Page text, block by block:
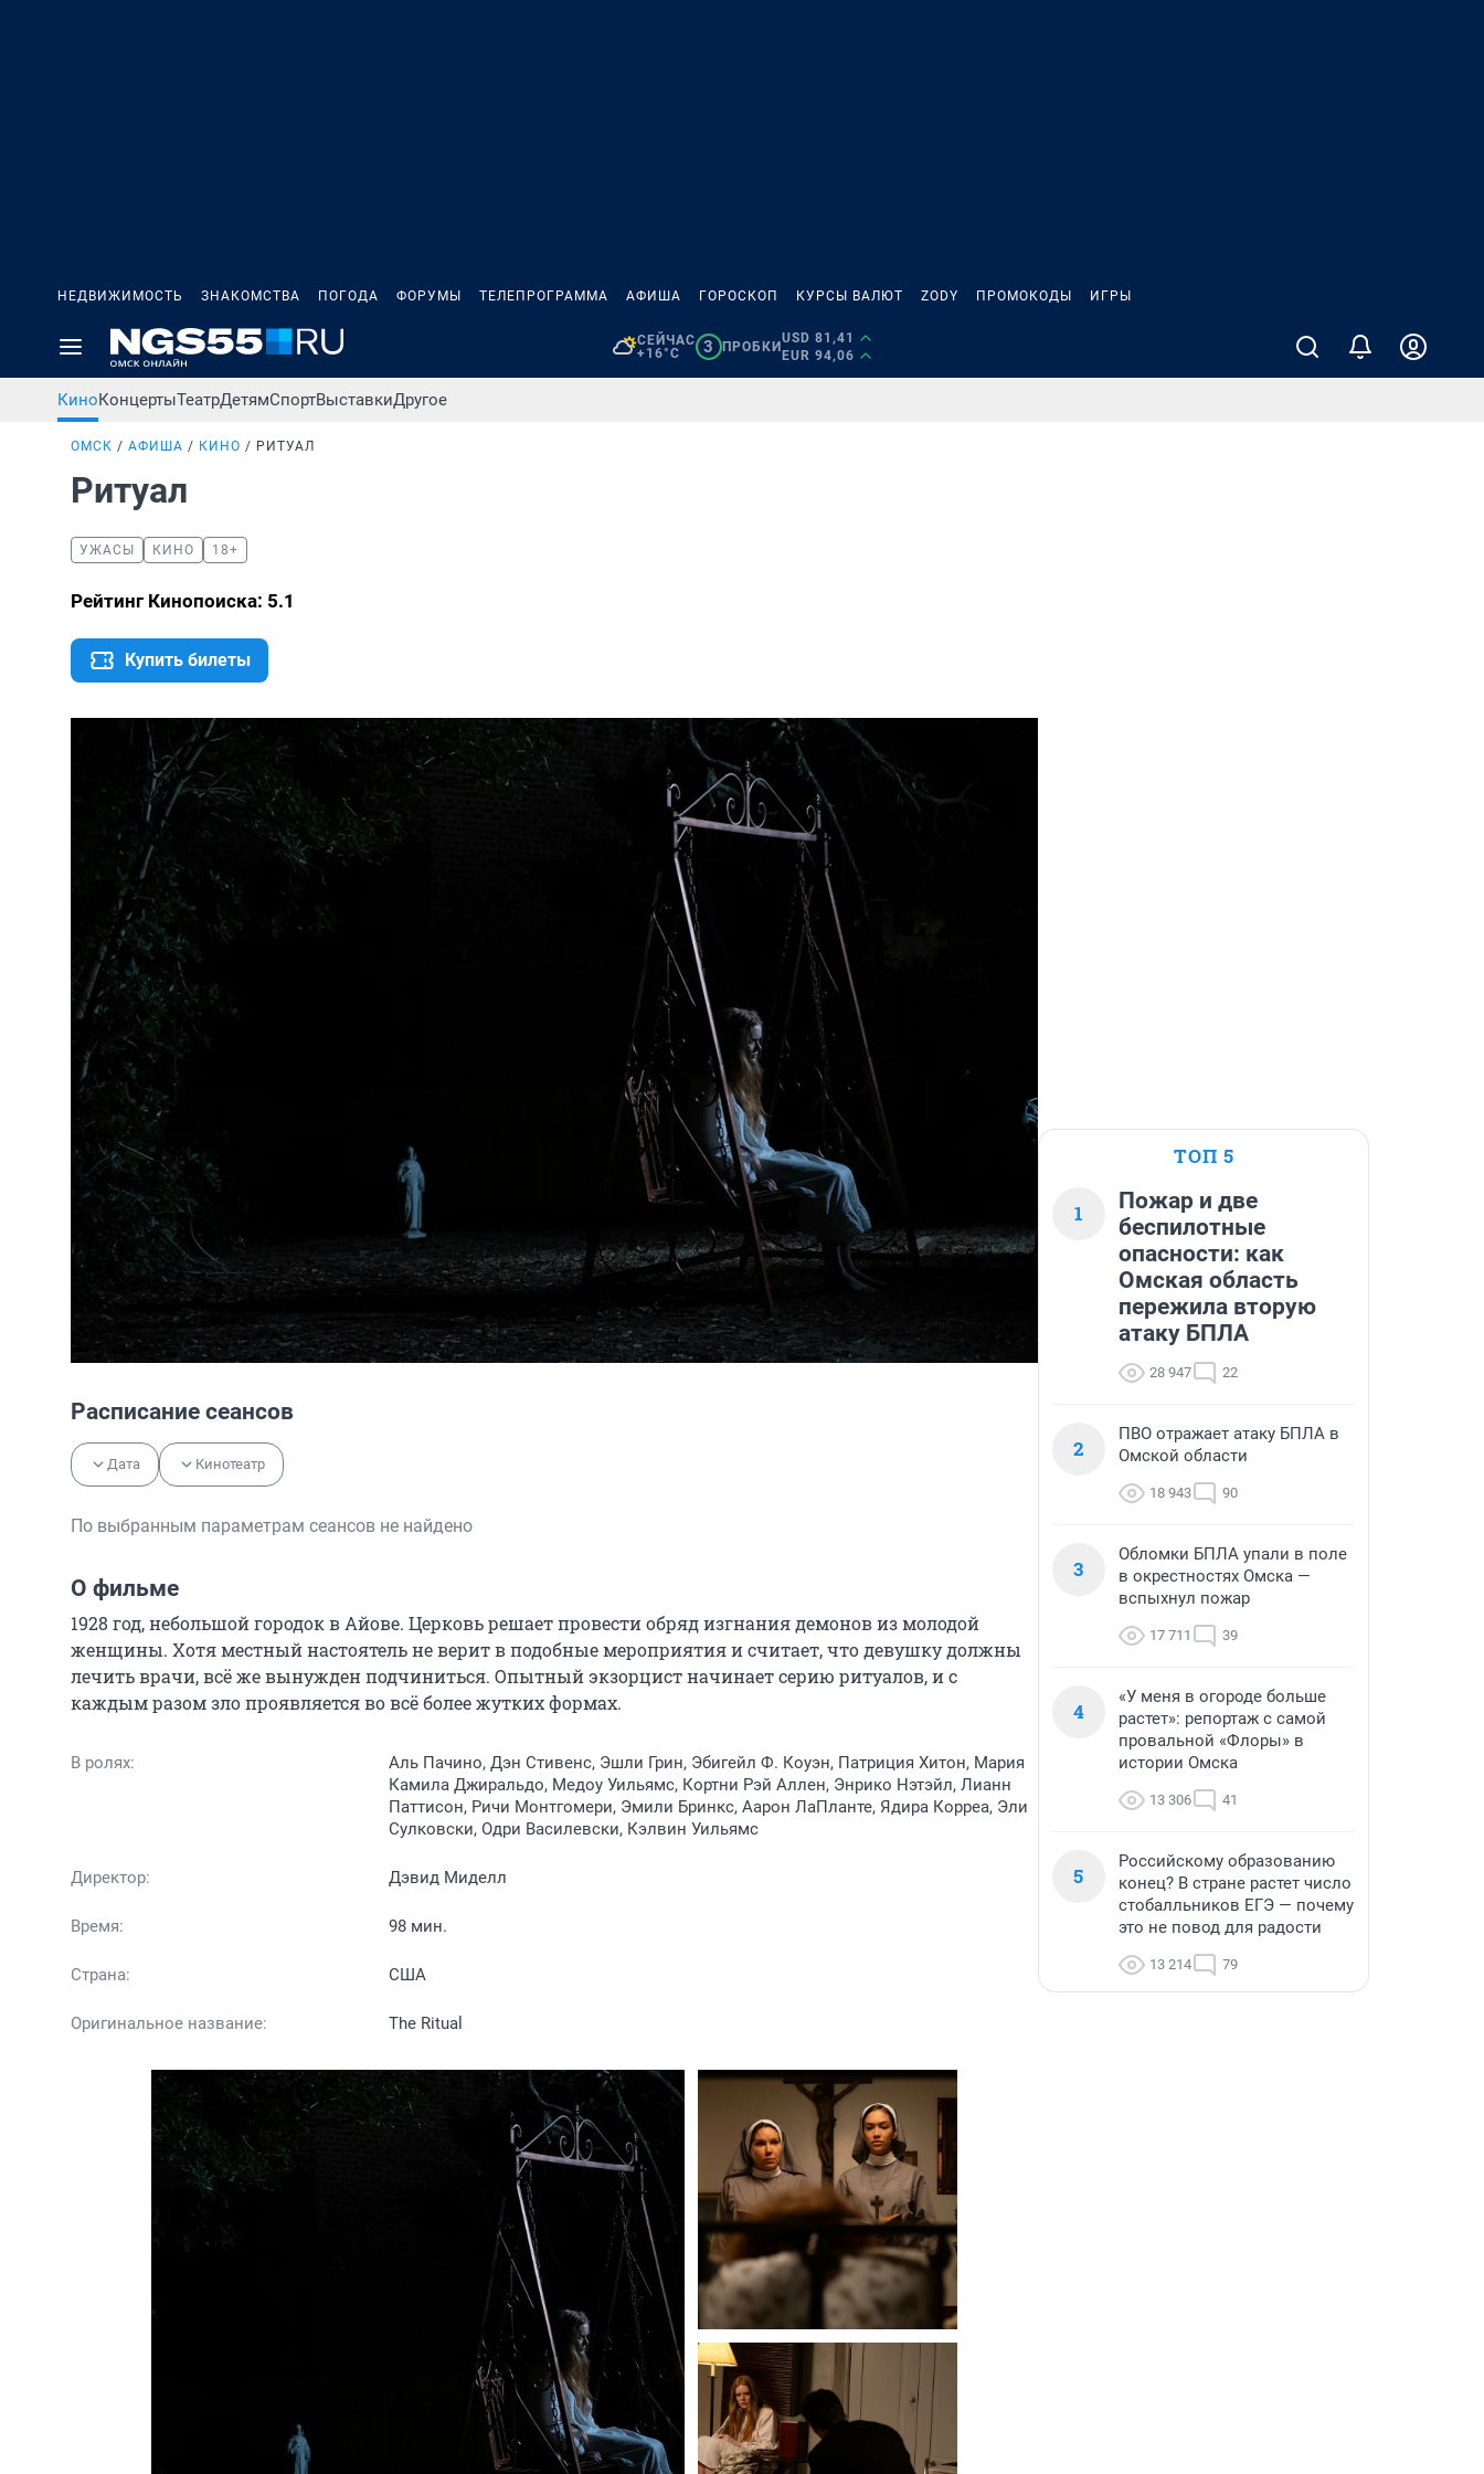
НЕДВИЖИМОСТЬ ЗНАКОМСТВА ПОГОДА ФОРУМЫ ТЕЛЕПРОГРАММА АФИША ГОРОСКОП КУРСЫ ВАЛЮТ ZODY ПРОМОКОДЫ ИГРЫ
СЕЙЧАС
+16°C
3 ПРОБКИ
USD 81,41
EUR 94,06
КиноКонцертыТеатрДетямСпортВыставкиДругое
ОМСК АФИША КИНО РИТУАЛ
Ритуал
УЖАСЫ КИНО 18+
Рейтинг Кинопоиска: 5.1
Купить билеты
Расписание сеансов
Дата Кинотеатр
По выбранным параметрам сеансов не найдено
О фильме
1928 год, небольшой городок в Айове. Церковь решает провести обряд изгнания демонов из молодой
женщины. Хотя местный настоятель не верит в подобные мероприятия и считает, что девушку должны
лечить врачи, всё же вынужден подчиниться. Опытный экзорцист начинает серию ритуалов, и с
каждым разом зло проявляется во всё более жутких формах.
В ролях:
Аль Пачино, Дэн Стивенс, Эшли Грин, Эбигейл Ф. Коуэн, Патриция Хитон, Мария
Камила Джиральдо, Медоу Уильямс, Кортни Рэй Аллен, Энрико Нэтэйл, Лианн
Паттисон, Ричи Монтгомери, Эмили Бринкс, Аарон ЛаПланте, Ядира Корреа, Эли
Сулковски, Одри Василевски, Кэлвин Уильямс
Директор: Дэвид Миделл
Время: 98 мин.
Страна: США
Оригинальное название: The Ritual
ТОП 5
1
Пожар и две
беспилотные
опасности: как
Омская область
пережила вторую
атаку БПЛА
28 947 22
2
ПВО отражает атаку БПЛА в
Омской области
18 943 90
3
Обломки БПЛА упали в поле
в окрестностях Омска —
вспыхнул пожар
17 711 39
4
«У меня в огороде больше
растет»: репортаж с самой
провальной «Флоры» в
истории Омска
13 306 41
5
Российскому образованию
конец? В стране растет число
стобалльников ЕГЭ — почему
это не повод для радости
13 214 79